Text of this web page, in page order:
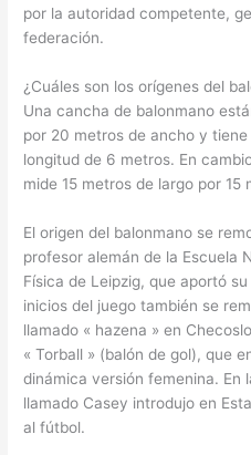
por la autoridad competente,
federación.
¿Cuáles son los orígenes del
Una cancha de balonmano
por 20 metros de ancho y
longitud de 6 metros. En
mide 15 metros de largo por 15
El origen del balonmano se
profesor alemán de la Escuela
Física de Leipzig, que aportó
inicios del juego también se
llamado « hazena » en
« Torball » (balón de gol), que
dinámica versión femenina. En
llamado Casey introdujo en
al fútbol.